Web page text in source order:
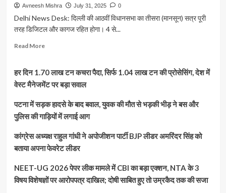
Avneesh Mishra July 31, 2025 0
Delhi News Desk: दिल्ली की आठवीं विधानसभा का तीसरा (मानसून) सत्र पूरी
तरह डिजिटल और कागज रहित होगा। 4 से...
Read MoreRead
दिल्ली
विधानसभा
मानसून
सत्र
होगा
तरह
कागज
‘नेवा
पोर्टल’
हर दिन 1.70 लाख टन कचरा पैदा, सिर्फ 1.04 लाख टन की प्रोसेसिंग, देश में
वेस्ट मैनेजमेंट पर बड़ा सवाल
पटना में सड़क हादसे के बाद बवाल, युवक की मौत से भड़की भीड़ ने बस और
पुलिस की गाड़ियों में लगाई आग
कांग्रेस अध्यक्ष राहुल गांधी ने अपोजीशन पार्टी BJP लीडर अमरिंदर सिंह को
बताया अपना फेवरेट लीडर
NEET-UG 2026 पेपर लीक मामले में CBI का बड़ा एक्शन, NTA के 3
विषय विशेषज्ञों पर आरोपपत्र दाखिल; दोषी साबित हुए तो उम्रकैद तक की सजा